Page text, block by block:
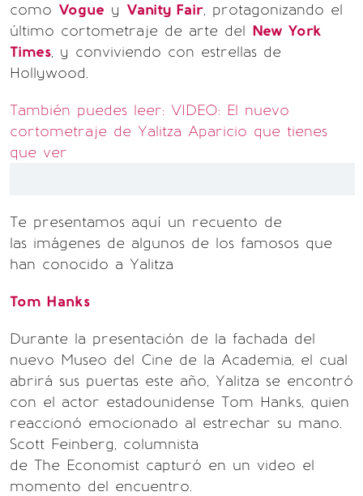
como Vogue y Vanity Fair, protagonizando el
último cortometraje de arte del New York
Times, y conviviendo con estrellas de
Hollywood.
También puedes leer: VIDEO: El nuevo
cortometraje de Yalitza Aparicio que tienes
que ver
Te presentamos aquí un recuento de
las imágenes de algunos de los famosos que
han conocido a Yalitza
Tom Hanks
Durante la presentación de la fachada del
nuevo Museo del Cine de la Academia, el cual
abrirá sus puertas este año, Yalitza se encontró
con el actor estadounidense Tom Hanks, quien
reaccionó emocionado al estrechar su mano.
Scott Feinberg, columnista
de The Economist capturó en un video el
momento del encuentro.